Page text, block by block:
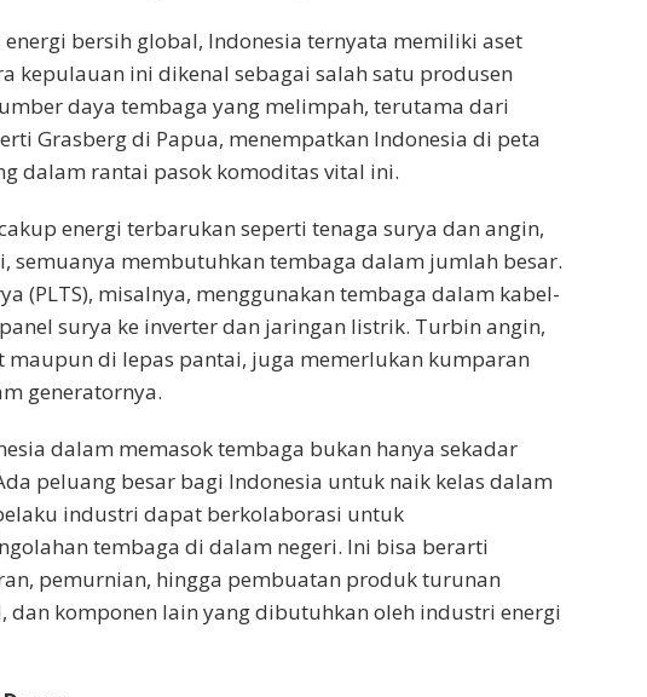
bersih global, Indonesia ternyata memiliki aset
kepulauan ini dikenal sebagai salah satu produsen
daya tembaga yang melimpah, terutama dari
Grasberg di Papua, menempatkan Indonesia di peta
dalam rantai pasok komoditas vital ini.
energi terbarukan seperti tenaga surya dan angin,
semuanya membutuhkan tembaga dalam jumlah besar.
(PLTS), misalnya, menggunakan tembaga dalam kabel-
surya ke inverter dan jaringan listrik. Turbin angin,
maupun di lepas pantai, juga memerlukan kumparan
generatornya.
dalam memasok tembaga bukan hanya sekadar
peluang besar bagi Indonesia untuk naik kelas dalam
industri dapat berkolaborasi untuk
tembaga di dalam negeri. Ini bisa berarti
pemurnian, hingga pembuatan produk turunan
dan komponen lain yang dibutuhkan oleh industri energi